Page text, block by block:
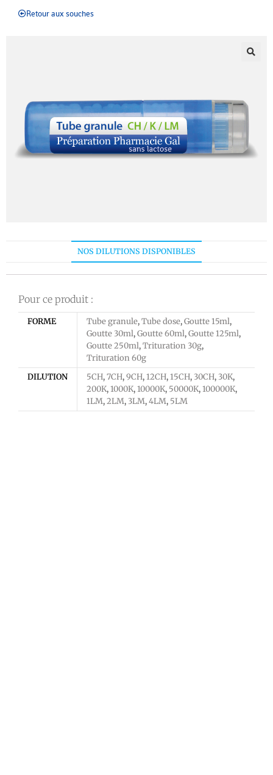
Retour aux souches
NOS DILUTIONS DISPONIBLES
Pour ce produit :
FORME Tube granule,Tube dose,Goutte 15ml,
Goutte 30ml,Goutte 60ml,Goutte 125ml,
Goutte 250ml,Trituration 30g,
Trituration 60g
DILUTION
5CH,7CH,9CH,12CH,15CH,30CH,30K,
200K,1000K,10000K, 50000K,100000K,
1LM,2LM,3LM,4LM, 5LM